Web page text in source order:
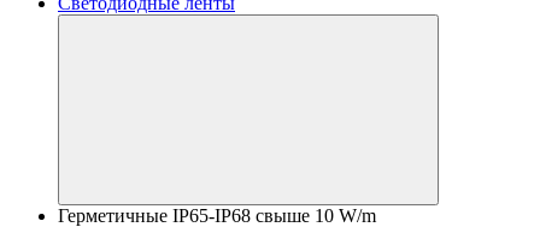
Герметичные IP65-IP68 свыше 10 W/m